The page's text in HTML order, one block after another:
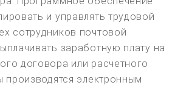
и управлять трудовой
сотрудников почтовой
заработную плату на
договора или расчетного
производятся электронным